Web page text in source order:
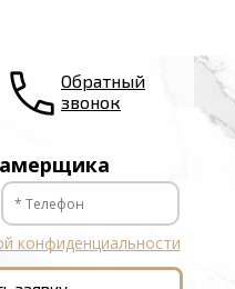
Обратный
звонок
конфиденциальности